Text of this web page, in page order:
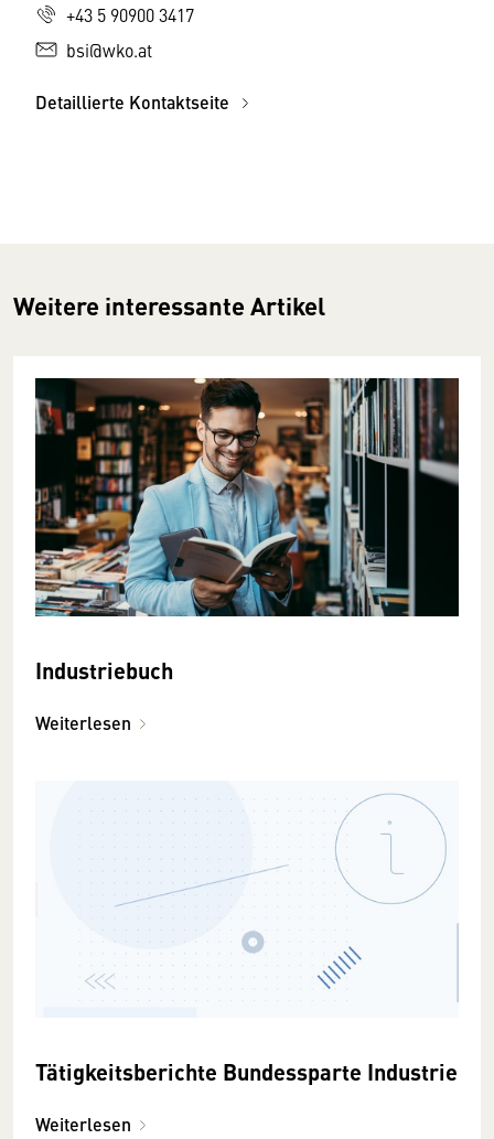
+43 5 90900 3417
bsi@wko.at
Detaillierte Kontaktseite
Weitere interessante Artikel
Industriebuch
Weiterlesen
Tätigkeitsberichte Bundessparte Industrie
Weiterlesen